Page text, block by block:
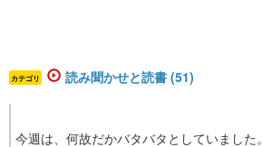
カテゴリ 読み聞かせと読書 (51)
今週は、何故だかバタバタとしていました。